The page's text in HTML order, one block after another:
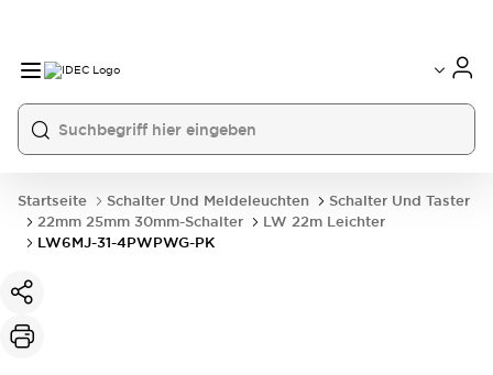
Startseite Schalter Und Meldeleuchten
Schalter Und Taster
22mm 25mm 30mm-Schalter
LW 22m Leichter
LW6MJ-31-4PWPWG-PK